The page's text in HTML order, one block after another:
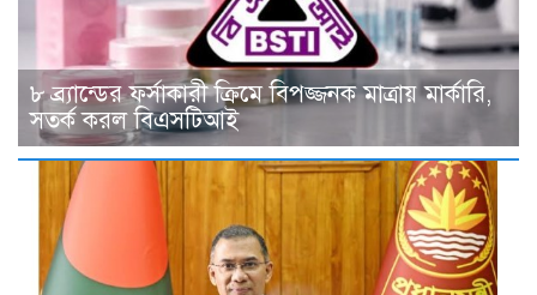
৮ ব্র্যান্ডের ফর্সাকারী ক্রিমে বিপজ্জনক মাত্রায় মার্কারি,
সতর্ক করল বিএসটিআই